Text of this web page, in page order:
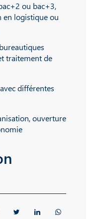
ou bac+3,
en logistique ou
traitement de
différentes
ouverture